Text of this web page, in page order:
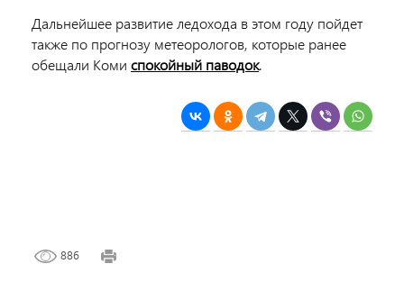
Дальнейшее развитие ледохода в этом году пойдет
также по прогнозу метеорологов, которые ранее
обещали Коми спокойный паводок.
886